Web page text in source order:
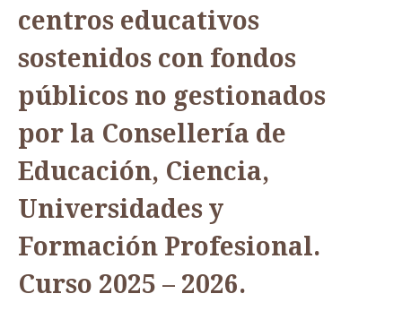
centros educativos
sostenidos con fondos
públicos no gestionados
por la Consellería de
Educación, Ciencia,
Universidades y
Formación Profesional.
Curso 2025 – 2026.